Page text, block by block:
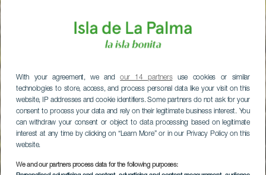
With your agreement, we andour 14 partnersuse cookies or similar
technologies to store, access, and process personal data like your visit on this
website, IP addresses and cookie identifiers. Some partners do not ask for your
consent to process your data and rely on their legitimate business interest. You
can withdraw your consent or object to data processing based on legitimate
interest at any time by clicking on “Learn More” or in our Privacy Policy on this
website.
We and our partners process data for the following purposes: